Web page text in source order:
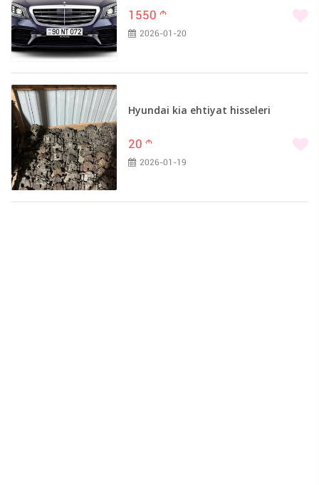
1550 m
2026-01-20
Hyundai kia ehtiyat hisseleri
20 m
2026-01-19